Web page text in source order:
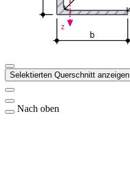
b
z
Selektierten Querschnitt anzeigen
Nach oben